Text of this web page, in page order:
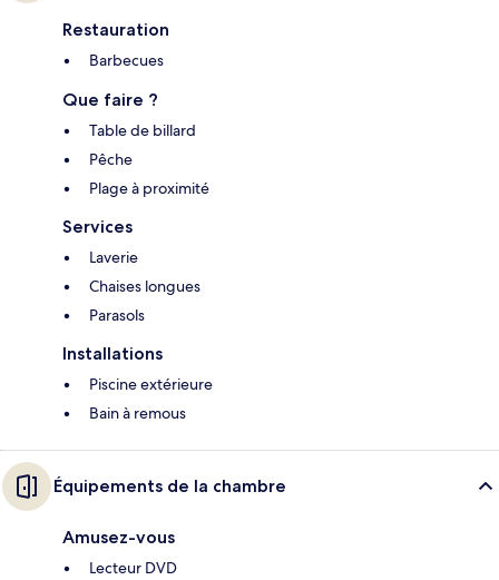
Restauration
Barbecues
Que faire ?
Table de billard
Pêche
Plage à proximité
Services
Laverie
Chaises longues
Parasols
Installations
Piscine extérieure
Bain à remous
Équipements de la chambre
Amusez-vous
Lecteur DVD